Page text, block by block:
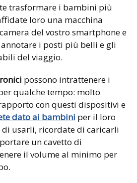
trasformare i bambini più
loro una macchina
del vostro smartphone e
i posti più belli e gli
del viaggio.
possono intrattenere i
qualche tempo: molto
con questi dispositivi e
dato ai bambini per il loro
di usarli, ricordate di caricarli
un cavetto di
il volume al minimo per